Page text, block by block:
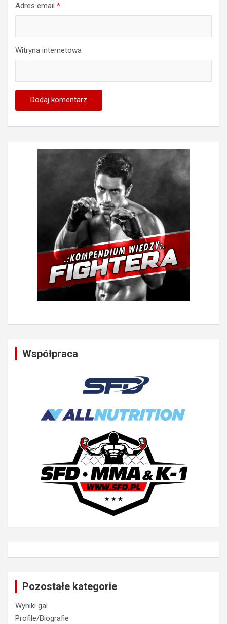
Adres email *
Witryna internetowa
Współpraca
Pozostałe kategorie
Wyniki gal
Profile/Biografie